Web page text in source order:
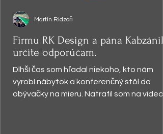
Firmu RK Design a pána
určite odporúčam.
Dlhší čas som hľadal niekoho, kto nám
vyrobí nábytok a konferenčný stôl do
obývačky na mieru. Natrafil som na video,
Martin Ridzoň